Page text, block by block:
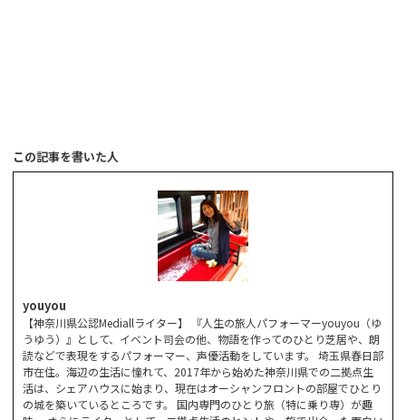
この記事を書いた人
youyou
【神奈川県公認Mediallライター】 『人生の旅人パフォーマーyouyou（ゆ
うゆう）』として、イベント司会の他、物語を作ってのひとり芝居や、朗
読などで表現をするパフォーマー、声優活動をしています。 埼玉県春日部
市在住。海辺の生活に憧れて、2017年から始めた神奈川県での二拠点生
活は、シェアハウスに始まり、現在はオーシャンフロントの部屋でひとり
の城を築いているところです。 国内専門のひとり旅（特に乗り専）が趣